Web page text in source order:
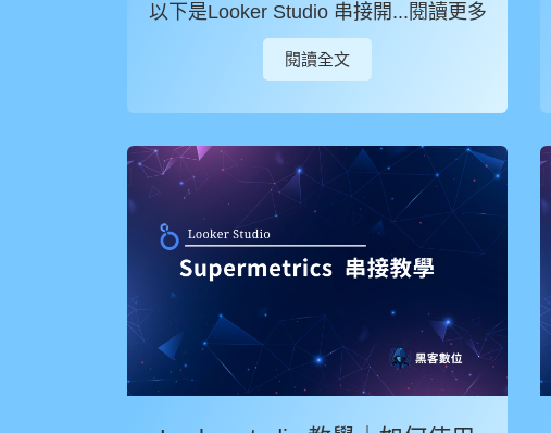
以下是Looker Studio 串接開...閱讀更多
閱讀全文